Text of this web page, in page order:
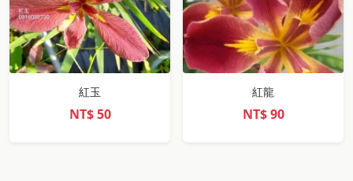
紅玉
NT$50
紅龍
NT$90